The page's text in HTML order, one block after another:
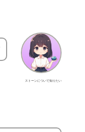
ストーンについて知りたい